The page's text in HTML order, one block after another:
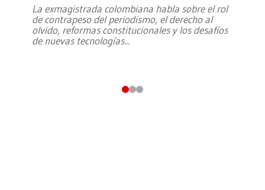
La exmagistrada colombiana habla sobre el rol
de contrapeso del periodismo, el derecho al
olvido, reformas constitucionales y los desafíos
de nuevas tecnologías...